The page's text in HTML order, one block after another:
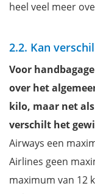
heel veel meer
2.2. Kan
Voor
over het
kilo, maar net
verschilt het
Airways een
Airlines geen
maximum van 12